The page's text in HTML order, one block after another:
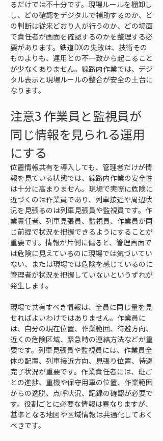
るだけでは不十分です。現場ルールを棚卸し
し、どの確認をデジタルで補助するのか、ど
の判断は従来どおり人が行うのか、どの場面
で責任者が画面を確認するのかを整理する必
要があります。鉄道DXの失敗は、技術その
ものよりも、運用との不一致から起こること
が少なくありません。線路内作業では、デジ
タル表示と現場ルールの整合が安全の土台に
なります。
注意3 作業員と監視員が
同じ情報を見られる運用
にする
位置情報共有を導入しても、管理者だけが情
報を見ている状態では、線路内作業の安全性
は十分に高まりません。現場で実際に危険に
近づくのは作業員であり、列車接近や周辺状
況を見張るのは列車見張員や監視員です。作
業責任者、列車見張員、監視員、作業員が同
じ前提で状況を把握できるようにすることが
重要です。情報が片側に偏ると、管理画面で
は危険に見えているのに現場では気づいてい
ない、または現場では危険を感じているのに
管理者が状況を把握していないというずれが
発生します。
現場で共有すべき情報は、全員に同じ量を見
せればよいわけではありません。作業員に
は、自分の現在位置、作業範囲、待避方向、
近くの危険区域、緊急時の連絡方法などが重
要です。列車見張員や監視員には、作業員全
体の配置、列車接近方向、見張り位置、待避
完了状況が重要です。作業責任者には、班ご
との進捗、重機や保守用車の位置、作業範囲
からの逸脱、点呼状況、記録の確認が必要で
す。役割ごとに必要な情報は異なりますが、
基準となる地図や区域情報は共通化しておく
べきです。